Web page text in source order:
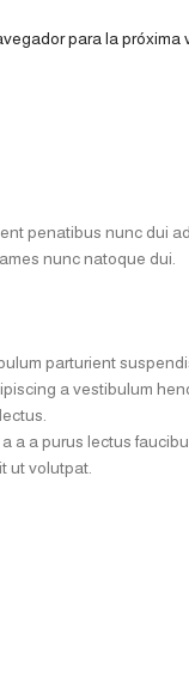
para la próxima
penatibus nunc dui
nunc natoque dui.
parturient
a vestibulum
a a purus lectus
ut volutpat.